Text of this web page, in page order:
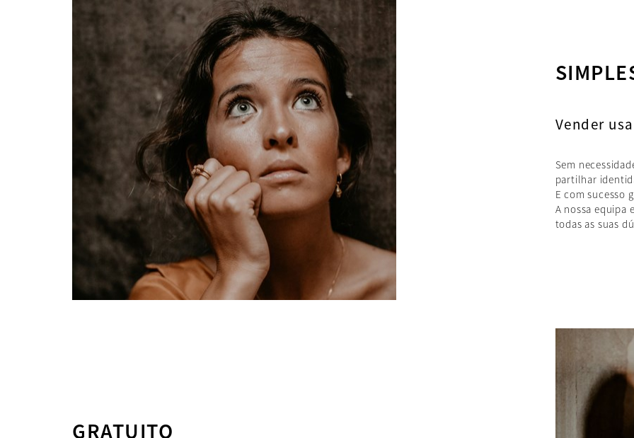
Vender
Sem
partilhar
E com sucesso
A nossa equipa
todas as suas
GRATUITO